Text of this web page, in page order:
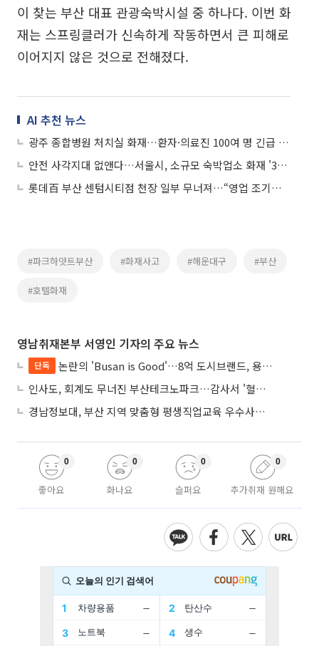
이 찾는 부산 대표 관광숙박시설 중 하나다. 이번 화
재는 스프링클러가 신속하게 작동하면서 큰 피해로
이어지지 않은 것으로 전해졌다.
AI 추천 뉴스
광주 종합병원 처치실 화재…환자·의료진 100여 명 긴급 대피
안전 사각지대 없앤다…서울시, 소규모 숙박업소 화재 '3중 안전망' 가동
롯데百 부산 센텀시티점 천장 일부 무너져…“영업 조기종료·복구작업 중”
#파크하얏트부산 #화재사고 #해운대구 #부산
#호텔화재
영남취재본부 서영인 기자의 주요 뉴스
단독
논란의 'Busan is Good'…8억 도시브랜드, 용산 대통령실 CI 업체가 수행
인사도, 회계도 무너진 부산테크노파크…감사서 '혈세 유용·인사 뒤집기' 적발
경남정보대, 부산 지역 맞춤형 평생직업교육 우수사례로 혁신 주도
좋아요
0
화나요
0
슬퍼요
0
추가취재 원해요
0